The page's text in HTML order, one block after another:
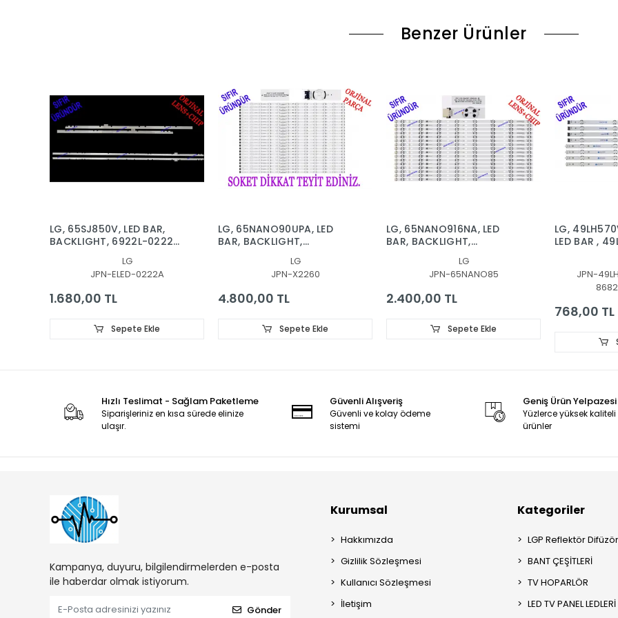
Benzer Ürünler
LG, 65SJ850V, LED BAR,
BACKLIGHT, 6922L-0222A,
65'' V17 AS1 2879, 2873
LG
JPN-ELED-0222A
1.680,00 TL
Sepete Ekle
LG, 65NANO90UPA, LED
BAR, BACKLIGHT,
SSC_Y21_SlimDRT_65NANO90
LG
JPN-X2260
4.800,00 TL
Sepete Ekle
LG, 65NANO916NA, LED
BAR, BACKLIGHT,
LG
JPN-65NANO85
2.400,00 TL
Sepete Ekle
LG,
LED BAR ,
SSC 49inch
JPN-
768,00 TL
Hızlı Teslimat - Sağlam Paketleme
Siparişleriniz en kısa sürede elinize
ulaşır.
Güvenli Alışveriş
Güvenli ve kolay ödeme
sistemi
Geniş Ürün Yelpazesi
Yüzlerce yüksek kaliteli
ürünler
Kampanya, duyuru, bilgilendirmelerden e-posta
ile haberdar olmak istiyorum.
Gönder
Kurumsal
Hakkımızda
Gizlilik Sözleşmesi
Kullanıcı Sözleşmesi
İletişim
Kategoriler
LGP Reflektör Difüzör
BANT ÇEŞİTLERİ
TV HOPARLÖR
LED TV PANEL LEDLERİ